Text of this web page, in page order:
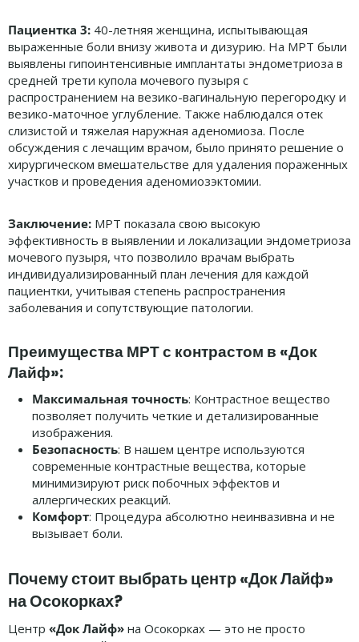
Пациентка 3: 40-летняя женщина, испытывающая
выраженные боли внизу живота и дизурию. На МРТ были
выявлены гипоинтенсивные имплантаты эндометриоза в
средней трети купола мочевого пузыря с
распространением на везико-вагинальную перегородку и
везико-маточное углубление. Также наблюдался отек
слизистой и тяжелая наружная аденомиоза. После
обсуждения с лечащим врачом, было принято решение о
хирургическом вмешательстве для удаления пораженных
участков и проведения аденомиозэктомии.
Заключение: МРТ показала свою высокую
эффективность в выявлении и локализации эндометриоза
мочевого пузыря, что позволило врачам выбрать
индивидуализированный план лечения для каждой
пациентки, учитывая степень распространения
заболевания и сопутствующие патологии.
Преимущества МРТ с контрастом в «Док
Лайф»:
Максимальная точность: Контрастное вещество
позволяет получить четкие и детализированные
изображения.
Безопасность: В нашем центре используются
современные контрастные вещества, которые
минимизируют риск побочных эффектов и
аллергических реакций.
Комфорт: Процедура абсолютно неинвазивна и не
вызывает боли.
Почему стоит выбрать центр «Док Лайф»
на Осокорках?
Центр «Док Лайф» на Осокорках — это не просто